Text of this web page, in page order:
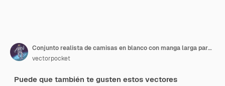
Conjunto realista de camisas en blanco con manga larga para hombres, ropa casual masculina, sudaderas.
vectorpocket
Puede que también te gusten estos vectores